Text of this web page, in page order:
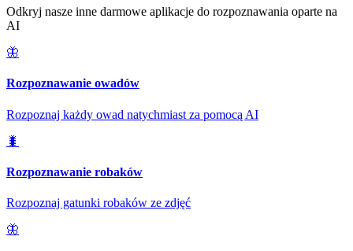
Odkryj nasze inne darmowe aplikacje do rozpoznawania oparte na
AI
🦋
Rozpoznawanie owadów
Rozpoznaj każdy owad natychmiast za pomocą AI
🐛
Rozpoznawanie robaków
Rozpoznaj gatunki robaków ze zdjęć
🦋